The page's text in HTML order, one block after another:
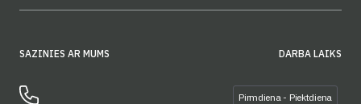
SAZINIES AR MUMS DARBA LAIKS
Pirmdiena - Piektdiena